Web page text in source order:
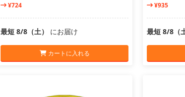
¥724
最短 8/8（土） にお届け
カートに入れる
¥935
最短 8/8（